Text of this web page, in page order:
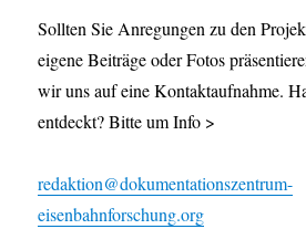
Sollten Sie Anregungen zu den
eigene Beiträge oder Fotos
wir uns auf eine Kontaktaufnahme.
entdeckt? Bitte um Info >
redaktion@dokumentationszentrum-
eisenbahnforschung.org